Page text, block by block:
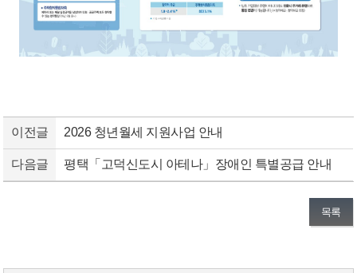
이전글 2026 청년월세 지원사업 안내
다음글 평택「고덕신도시 아테나」장애인 특별공급 안내
목록